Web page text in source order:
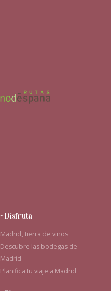
- Disfruta
Madrid, tierra de vinos
Descubre las bodegas de
Madrid
Planifica tu viaje a Madrid